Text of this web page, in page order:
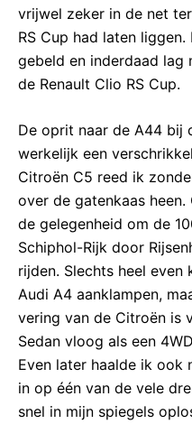
vrijwel zeker in de net
RS Cup had laten
gebeld en inderdaad lag
de Renault Clio RS Cup.
De oprit naar de A44 bij
werkelijk een
Citroën C5 reed ik
over de gatenkaas
de gelegenheid om de
Schiphol-Rijk door
rijden. Slechts heel even
Audi A4 aanklampen,
vering van de Citroën is
Sedan vloog als een
Even later haalde ik ook
in op één van de vele
snel in mijn spiegels